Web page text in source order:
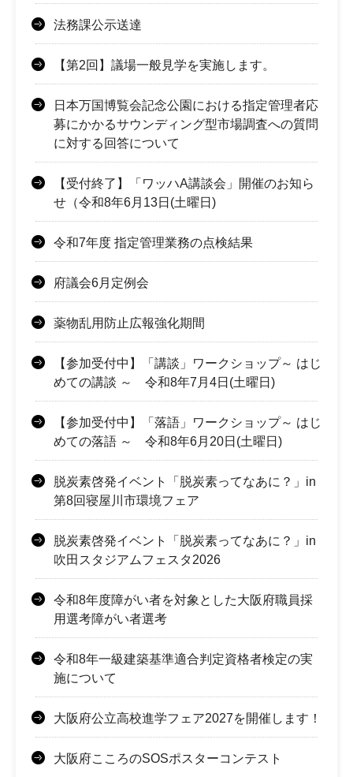
法務課公示送達
【第2回】議場一般見学を実施します。
日本万国博覧会記念公園における指定管理者応
募にかかるサウンディング型市場調査への質問
に対する回答について
【受付終了】「ワッハA講談会」開催のお知ら
せ（令和8年6月13日(土曜日)
令和7年度 指定管理業務の点検結果
府議会6月定例会
薬物乱用防止広報強化期間
【参加受付中】「講談」ワークショップ～ はじ
めての講談 ～ 令和8年7月4日(土曜日)
【参加受付中】「落語」ワークショップ～ はじ
めての落語 ～ 令和8年6月20日(土曜日)
脱炭素啓発イベント「脱炭素ってなあに？」in
第8回寝屋川市環境フェア
脱炭素啓発イベント「脱炭素ってなあに？」in
吹田スタジアムフェスタ2026
令和8年度障がい者を対象とした大阪府職員採
用選考障がい者選考
令和8年一級建築基準適合判定資格者検定の実
施について
大阪府公立高校進学フェア2027を開催します！
大阪府こころのSOSポスターコンテスト